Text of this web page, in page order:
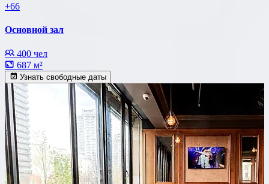
+66
Основной зал
400 чел
687 м²
Узнать свободные даты